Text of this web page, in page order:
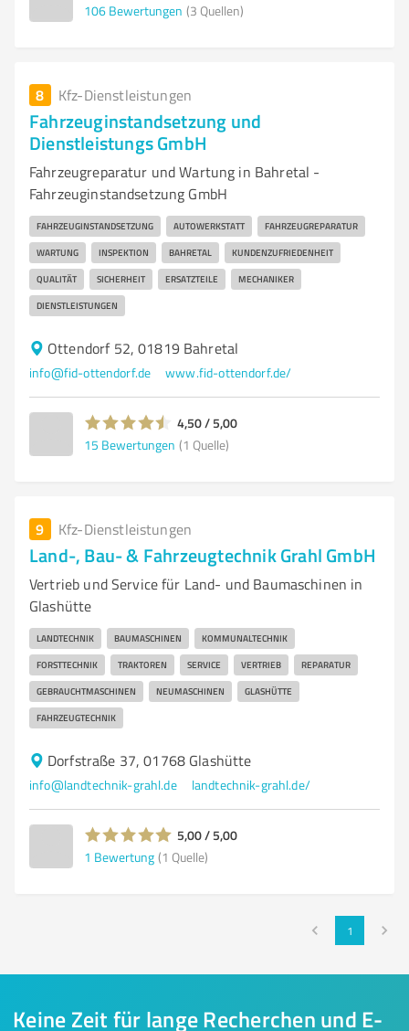
106 Bewertungen (3 Quellen)
8 Kfz-Dienstleistungen
Fahrzeuginstandsetzung und
Dienstleistungs GmbH
Fahrzeugreparatur und Wartung in Bahretal -
Fahrzeuginstandsetzung GmbH
FAHRZEUGINSTANDSETZUNG AUTOWERKSTATT FAHRZEUGREPARATUR
WARTUNG INSPEKTION BAHRETAL KUNDENZUFRIEDENHEIT
QUALITÄT SICHERHEIT ERSATZTEILE MECHANIKER
DIENSTLEISTUNGEN
Ottendorf 52, 01819 Bahretal
info@fid-ottendorf.de www.fid-ottendorf.de/
4,50 / 5,00
15 Bewertungen (1 Quelle)
9 Kfz-Dienstleistungen
Land-, Bau- & Fahrzeugtechnik Grahl GmbH
Vertrieb und Service für Land- und Baumaschinen in
Glashütte
LANDTECHNIK BAUMASCHINEN KOMMUNALTECHNIK
FORSTTECHNIK TRAKTOREN SERVICE VERTRIEB REPARATUR
GEBRAUCHTMASCHINEN NEUMASCHINEN GLASHÜTTE
FAHRZEUGTECHNIK
Dorfstraße 37, 01768 Glashütte
info@landtechnik-grahl.de landtechnik-grahl.de/
5,00 / 5,00
1 Bewertung (1 Quelle)
1
Keine Zeit für lange Recherchen und E-